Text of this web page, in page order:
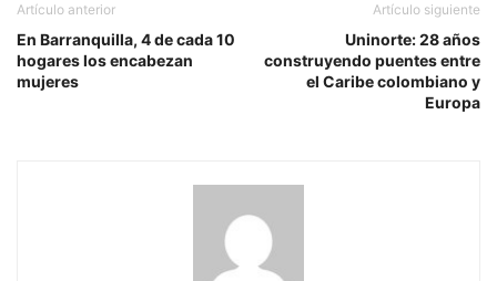
Artículo anterior
En Barranquilla, 4 de cada 10
hogares los encabezan
mujeres
Artículo siguiente
Uninorte: 28 años
construyendo puentes entre
el Caribe colombiano y
Europa